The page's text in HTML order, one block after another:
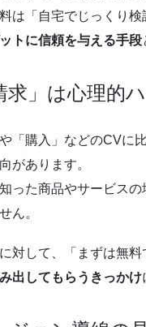
は「自宅でじっくり
トに信頼を与える手段
求」は心理的
「購入」などのCVに比
があります。
った商品やサービス
ん。
対して、「まずは無
出してもらうきっかけ